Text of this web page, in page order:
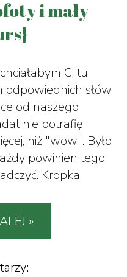
i mały
Ci tu
odpowiednich słów.
od naszego
nie potrafię
niż "wow". Było
powinien tego
Kropka.
»